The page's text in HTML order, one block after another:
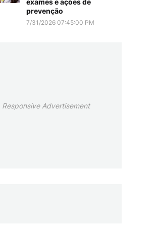
exames e ações de
prevenção
7/31/2026 07:45:00 PM
Responsive Advertisement